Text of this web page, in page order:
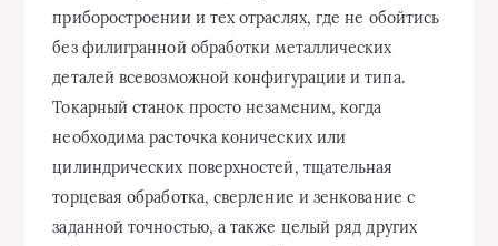
приборостроении и тех отраслях, где не обойтись
без филигранной обработки металлических
деталей всевозможной конфигурации и типа.
Токарный станок просто незаменим, когда
необходима расточка конических или
цилиндрических поверхностей, тщательная
торцевая обработка, сверление и зенкование с
заданной точностью, а также целый ряд других